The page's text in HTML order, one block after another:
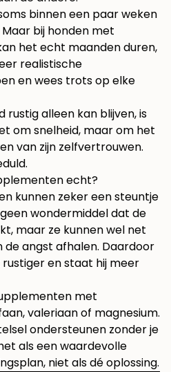
binnen een paar weken
bij honden met
het echt maanden duren,
realistische
en wees trots op elke
rustig alleen kan blijven, is
om snelheid, maar om het
van zijn zelfvertrouwen.
echt?
kunnen zeker een steuntje
wondermiddel dat de
maar ze kunnen wel net
de angst afhalen. Daardoor
en staat hij meer
met
valeriaan of magnesium.
ondersteunen zonder je
als een waardevolle
niet als dé oplossing.